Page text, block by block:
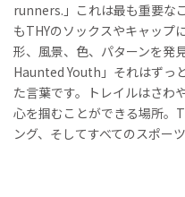
runners.」これは最も重要な
もTHYのソックスやキャップ
形、風景、色、パターンを発
Haunted Youth」それはずっ
た言葉です。トレイルはさわ
心を掴むことができる場所。
ング、そしてすべてのスポー